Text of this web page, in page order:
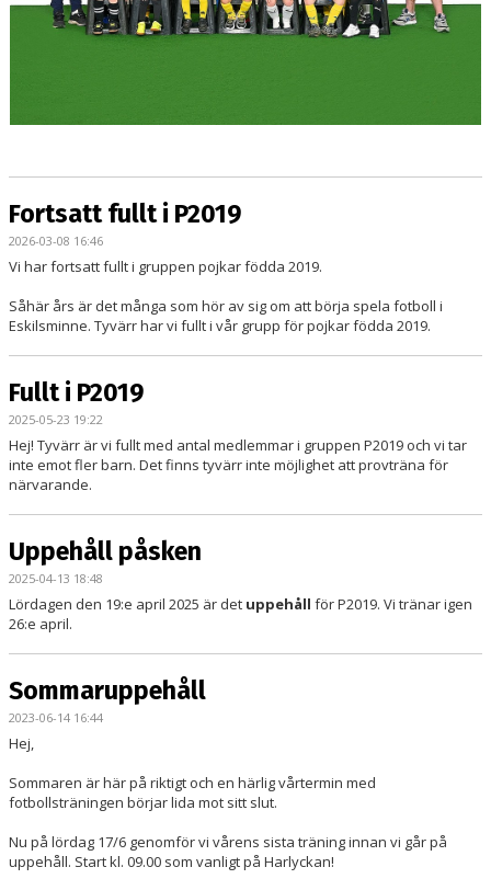
Fortsatt fullt i P2019
2026-03-08 16:46
Vi har fortsatt fullt i gruppen pojkar födda 2019.
Såhär års är det många som hör av sig om att börja spela fotboll i
Eskilsminne. Tyvärr har vi fullt i vår grupp för pojkar födda 2019.
Fullt i P2019
2025-05-23 19:22
Hej! Tyvärr är vi fullt med antal medlemmar i gruppen P2019 och vi tar
inte emot fler barn. Det finns tyvärr inte möjlighet att provträna för
närvarande.
Uppehåll påsken
2025-04-13 18:48
Lördagen den 19:e april 2025 är det uppehåll för P2019. Vi tränar igen
26:e april.
Sommaruppehåll
2023-06-14 16:44
Hej,
Sommaren är här på riktigt och en härlig vårtermin med
fotbollsträningen börjar lida mot sitt slut.
Nu på lördag 17/6 genomför vi vårens sista träning innan vi går på
uppehåll. Start kl. 09.00 som vanligt på Harlyckan!